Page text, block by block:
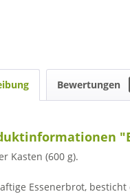
Bewertungen
Kasten (600 g).
Essenerbrot,